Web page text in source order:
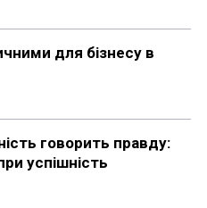
для бізнесу в
говорить правду:
успішність